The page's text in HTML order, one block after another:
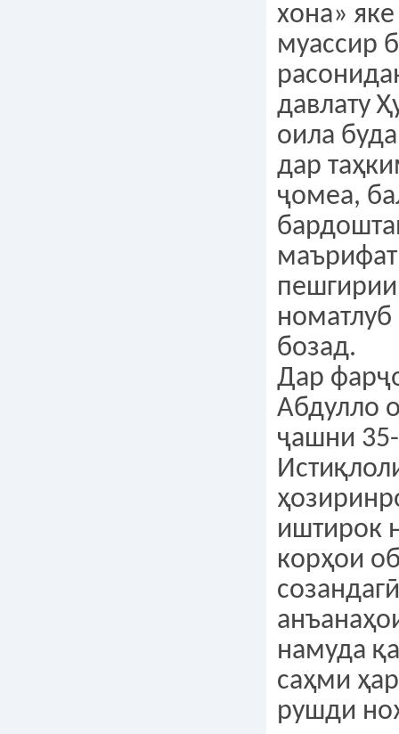
хона»
муассир
давлату
оила
дар
ҷомеа,
бозад.
Дар
Абдулло
ҷашни
иштирок
корҳои
намуда
саҳми
рушди